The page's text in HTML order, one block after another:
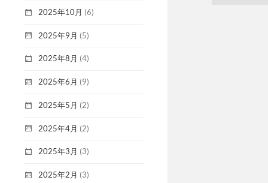
2025年10月 (6)
2025年9月 (5)
2025年8月 (4)
2025年6月 (9)
2025年5月 (2)
2025年4月 (2)
2025年3月 (3)
2025年2月 (3)